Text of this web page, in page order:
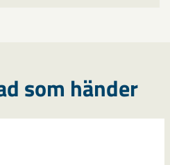
som händer